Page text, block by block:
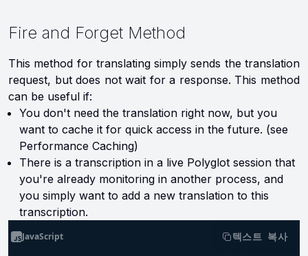
Fire and Forget Method
This method for translating simply sends the translation
request, but does not wait for a response. This method
can be useful if:
You don't need the translation right now, but you
want to cache it for quick access in the future. (see
Performance Caching)
There is a transcription in a live Polyglot session that
you're already monitoring in another process, and
you simply want to add a new translation to this
transcription.
JavaScript 텍스트 복사